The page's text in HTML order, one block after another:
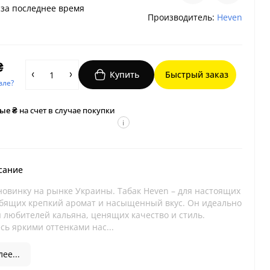
последнее время
Производитель: Heven
Купить Быстрый заказ
₴на счет в случае покупки
i
на рынке Украины. Табак Heven – для настоящих
крепкий аромат и насыщенный вкус. Он идеально
любителей кальяна, ценящих качество и стиль.
яркими оттенками нас...